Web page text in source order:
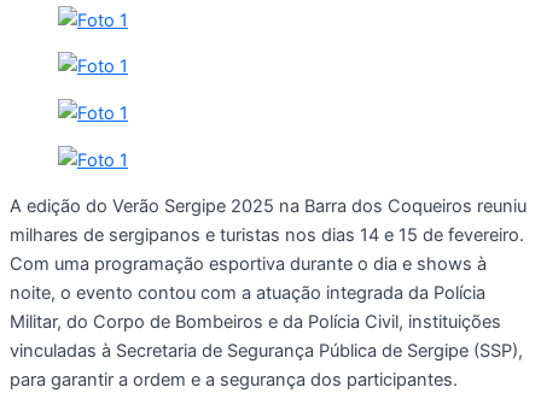
A edição do Verão Sergipe 2025 na Barra dos Coqueiros reuniu
milhares de sergipanos e turistas nos dias 14 e 15 de fevereiro.
Com uma programação esportiva durante o dia e shows à
noite, o evento contou com a atuação integrada da Polícia
Militar, do Corpo de Bombeiros e da Polícia Civil, instituições
vinculadas à Secretaria de Segurança Pública de Sergipe (SSP),
para garantir a ordem e a segurança dos participantes.